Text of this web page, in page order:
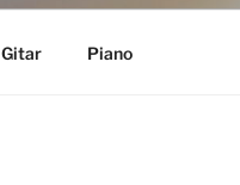
Gitar Piano